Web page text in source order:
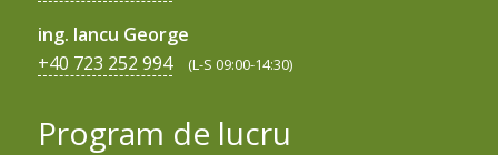
ing. Iancu George
+40 723 252 994
(L-S 09:00-14:30)
Program de lucru